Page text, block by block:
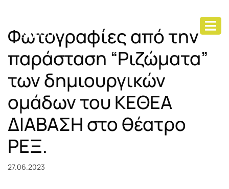
Φωτογραφίες από την
παράσταση “Ριζώματα”
των δημιουργικών
ομάδων του ΚΕΘΕΑ
ΔΙΑΒΑΣΗ στο θέατρο
ΡΕΞ.
27.06.2023